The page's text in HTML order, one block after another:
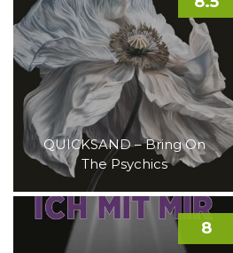
QUICKSAND – Bring On
The Psychics
8